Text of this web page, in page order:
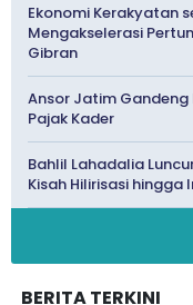
Ekonomi Kerakyatan
Mengakselerasi
Gibran
Ansor Jatim Gandeng
Pajak Kader
Bahlil Lahadalia
Kisah Hilirisasi hingga
BERITA TERKINI